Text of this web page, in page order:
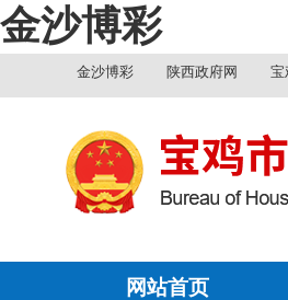
金沙博彩
金沙博彩 陕西政府网 宝
网站首页